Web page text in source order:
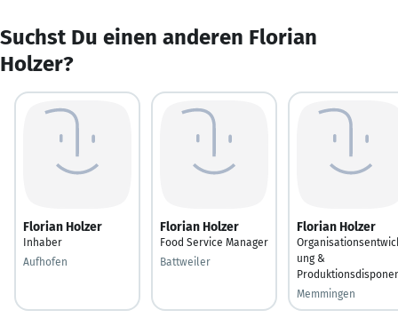
Suchst Du einen anderen Florian
Holzer?
Florian Holzer
Inhaber
Aufhofen
Florian Holzer
Food Service Manager
Battweiler
Florian Holzer
ung &
Memmingen